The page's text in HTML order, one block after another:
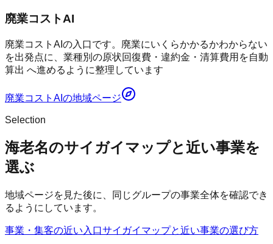
廃業コストAI
廃業コストAIの入口です。廃業にいくらかかるかわからない
を出発点に、業種別の原状回復費・違約金・清算費用を自動
算出 へ進めるように整理しています
廃業コストAI の地域ページ
Selection
海老名のサイガイマップと近い事業を
選ぶ
地域ページを見た後に、同じグループの事業全体を確認でき
るようにしています。
事業・集客の近い入口サイガイマップと近い事業の選び方